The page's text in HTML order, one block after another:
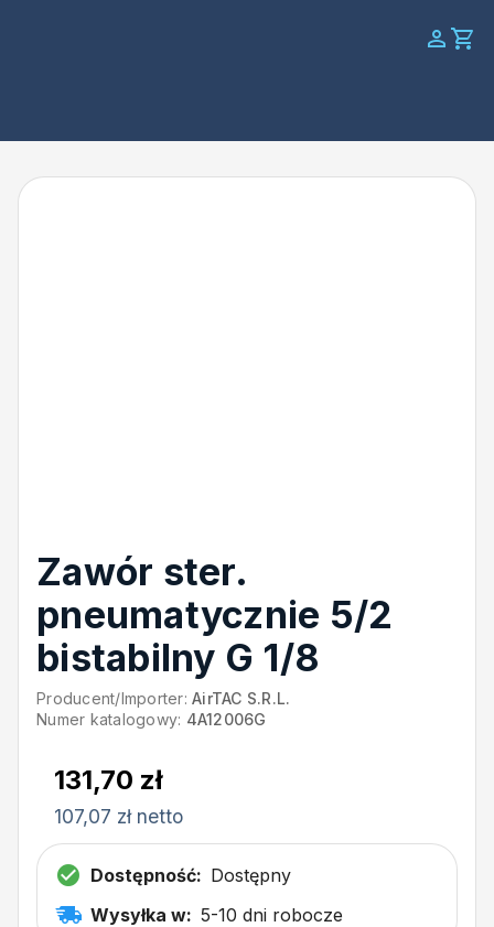
Zawór ster.
pneumatycznie 5/2
bistabilny G 1/8
Producent/Importer: AirTAC S.R.L.
Numer katalogowy: 4A12006G
131,70 zł
107,07 zł netto
Dostępność: Dostępny
Wysyłka w: 5-10 dni robocze